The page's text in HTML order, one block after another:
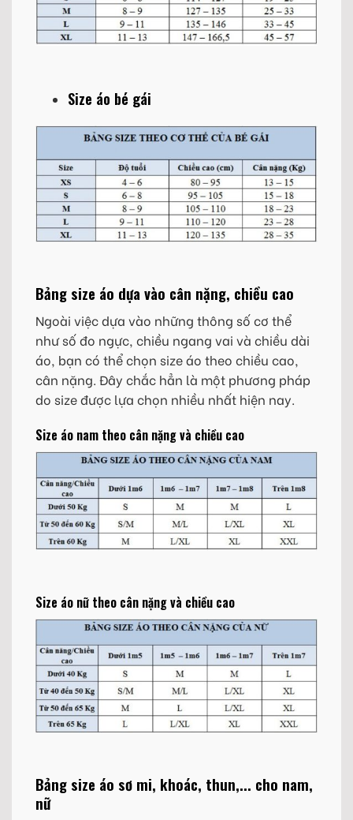
Size áo bé gái
Bảng size áo dựa vào cân nặng, chiều cao
Ngoài việc dựa vào những thông số cơ thể
như số đo ngực, chiều ngang vai và chiều dài
áo, bạn có thể chọn size áo theo chiều cao,
cân nặng. Đây chắc hẳn là một phương pháp
do size được lựa chọn nhiều nhất hiện nay.
Size áo nam theo cân nặng và chiều cao
Size áo nữ theo cân nặng và chiều cao
Bảng size áo sơ mi, khoác, thun,... cho nam,
nữ